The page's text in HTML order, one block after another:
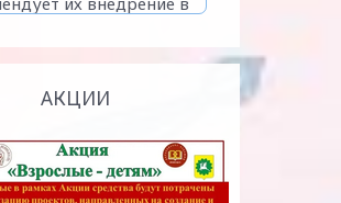
АКЦИИ